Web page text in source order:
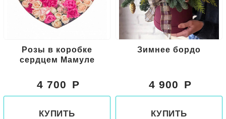
Розы в коробке
сердцем Мамуле
4 700
КУПИТЬ
Зимнее бордо
4 900
КУПИТЬ